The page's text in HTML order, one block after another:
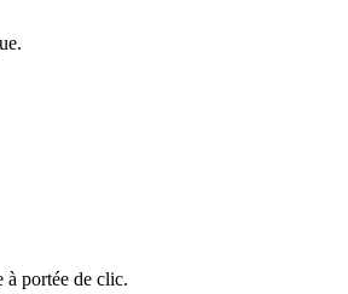
à portée de clic.